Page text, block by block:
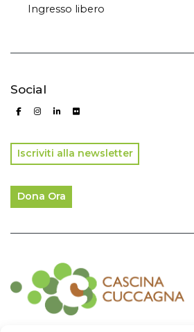
Ingresso libero
Social
Iscriviti alla newsletter
Dona Ora